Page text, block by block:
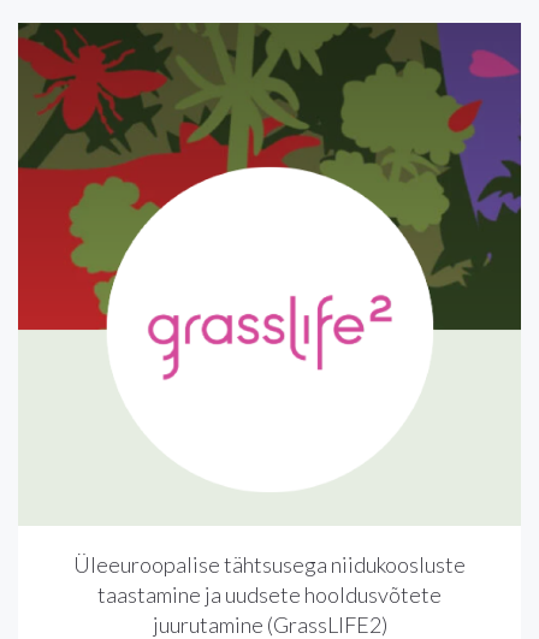
Üleeuroopalise tähtsusega niidukoosluste
taastamine ja uudsete hooldusvõtete
juurutamine (GrassLIFE2)